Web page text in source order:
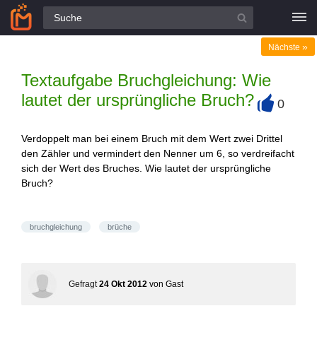
Alle Fragen
Textaufgabe Bruchgleichung: Wie
lautet der ursprüngliche Bruch?
Nächste »
0
Verdoppelt man bei einem Bruch mit dem Wert zwei Drittel
den Zähler und vermindert den Nenner um 6, so verdreifacht
sich der Wert des Bruches. Wie lautet der ursprüngliche
Bruch?
bruchgleichung brüche
Gefragt 24 Okt 2012 von Gast